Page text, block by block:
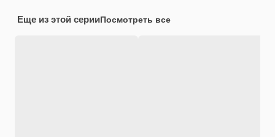
Еще из этой серииПосмотреть все